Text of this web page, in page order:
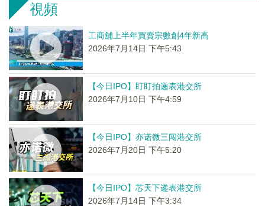
視頻
工商舖上半年買賣宗數創4年新高
2026年7月14日 下午5:43
【今日IPO】盯盯拍递表港交所
2026年7月10日 下午4:59
【今日IPO】亦诺微三闯港交所
2026年7月20日 下午5:20
【今日IPO】芯天下递表港交所
2026年7月14日 下午3:34